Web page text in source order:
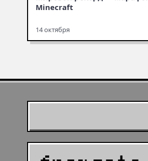
Minecraft
14 октября
муушрумом или